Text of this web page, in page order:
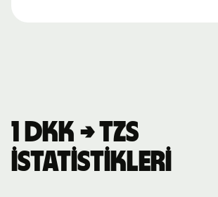
1 DKK → TZS
istatistikleri